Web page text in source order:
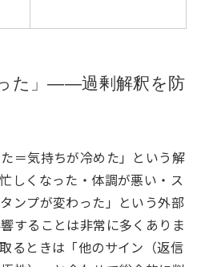
った」——過剰解釈を防
＝気持ちが冷めた」という解
しくなった・体調が悪い・ス
ンプが変わった」という外部
することは非常に多くありま
るときは「他のサイン（返信